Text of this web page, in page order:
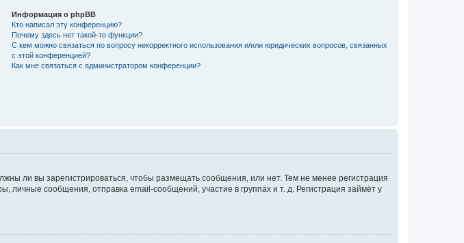
Информация о phpBB
Кто написал эту конференцию?
Почему здесь нет такой-то функции?
С кем можно связаться по вопросу некорректного использования и/или юридических вопросов, связанных
с этой конференцией?
Как мне связаться с администратором конференции?
ли вы зарегистрироваться, чтобы размещать сообщения, или нет. Тем не менее регистрация
сообщения, отправка email-сообщений, участие в группах и т. д. Регистрация займёт у